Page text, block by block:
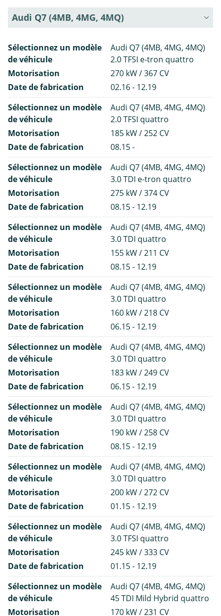
Audi Q7 (4MB, 4MG, 4MQ)
Sélectionnez un modèle
de véhicule
Audi Q7 (4MB, 4MG, 4MQ)
2.0 TFSI e-tron quattro
Motorisation
270 kW / 367 CV
Date de fabrication
02.16 - 12.19
Sélectionnez un modèle
de véhicule
Audi Q7 (4MB, 4MG, 4MQ)
2.0 TFSI quattro
Motorisation
185 kW / 252 CV
Date de fabrication
08.15 -
Sélectionnez un modèle
de véhicule
Audi Q7 (4MB, 4MG, 4MQ)
3.0 TDI e-tron quattro
Motorisation
275 kW / 374 CV
Date de fabrication
08.15 - 12.19
Sélectionnez un modèle
de véhicule
Audi Q7 (4MB, 4MG, 4MQ)
3.0 TDI quattro
Motorisation
155 kW / 211 CV
Date de fabrication
08.15 - 12.19
Sélectionnez un modèle
de véhicule
Audi Q7 (4MB, 4MG, 4MQ)
3.0 TDI quattro
Motorisation
160 kW / 218 CV
Date de fabrication
06.15 - 12.19
Sélectionnez un modèle
de véhicule
Audi Q7 (4MB, 4MG, 4MQ)
3.0 TDI quattro
Motorisation
183 kW / 249 CV
Date de fabrication
06.15 - 12.19
Sélectionnez un modèle
de véhicule
Audi Q7 (4MB, 4MG, 4MQ)
3.0 TDI quattro
Motorisation
190 kW / 258 CV
Date de fabrication
08.15 - 12.19
Sélectionnez un modèle
de véhicule
Audi Q7 (4MB, 4MG, 4MQ)
3.0 TDI quattro
Motorisation
200 kW / 272 CV
Date de fabrication
01.15 - 12.19
Sélectionnez un modèle
de véhicule
Audi Q7 (4MB, 4MG, 4MQ)
3.0 TFSI quattro
Motorisation
245 kW / 333 CV
Date de fabrication
01.15 - 12.19
Sélectionnez un modèle
de véhicule
Audi Q7 (4MB, 4MG, 4MQ)
45 TDI Mild Hybrid quattro
Motorisation
170 kW / 231 CV